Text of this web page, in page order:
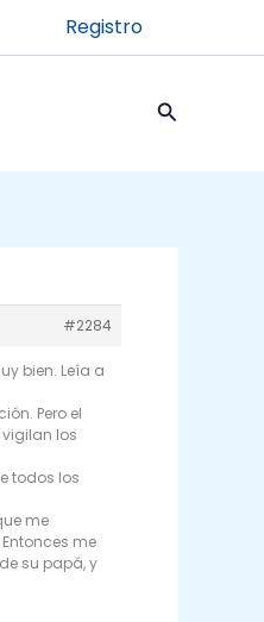
Registro
Buscar
#2284
bien. Leía a
Pero el
los
todos los
me
me
su papá, y